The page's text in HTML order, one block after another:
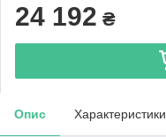
24 192 ₴
Опис Характеристики